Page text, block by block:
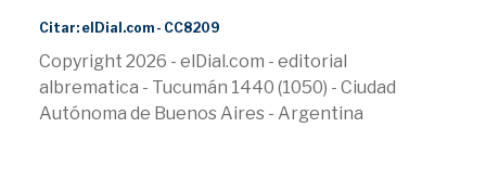
Citar: elDial.com - CC8209
Copyright 2026 - elDial.com - editorial
albrematica - Tucumán 1440 (1050) - Ciudad
Autónoma de Buenos Aires - Argentina